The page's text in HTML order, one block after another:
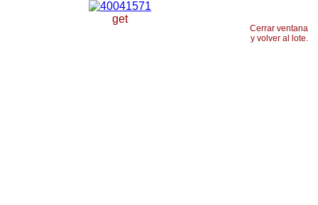
Cerrar ventana
y volver al lote.
get